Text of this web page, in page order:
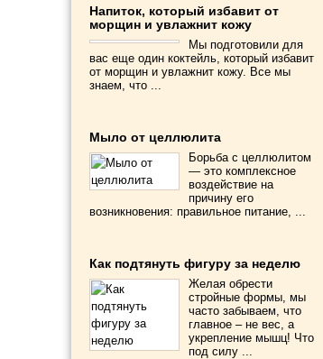
Напиток, который избавит от
морщин и увлажнит кожу
Мы подготовили для
вас еще один коктейль, который избавит
от морщин и увлажнит кожу. Все мы
знаем, что ...
Мыло от целлюлита
Борьба с целлюлитом
— это комплексное
воздействие на
причину его
возникновения: правильное питание, ...
Как подтянуть фигуру за неделю
Желая обрести
стройные формы, мы
часто забываем, что
главное – не вес, а
укрепление мышц! Что
под силу ...